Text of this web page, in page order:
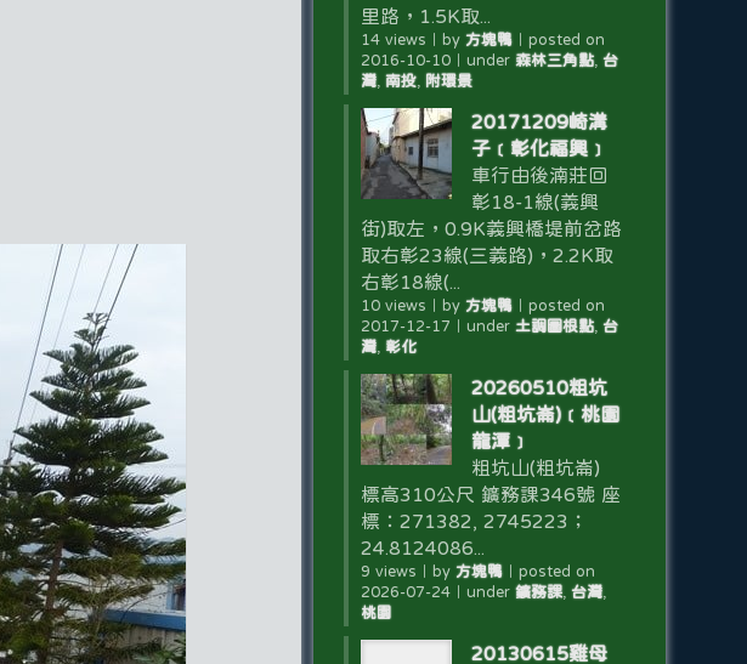
里路，1.5K取...
14 views by 方塊鴨｜ posted on
2016-10-10｜ under 森林三角點, 台
灣, 南投, 附環景
20171209崎溝
子﹝彰化福興﹞
車行由後湳莊回
彰18-1線(義興
街)取左，0.9K義興橋堤前岔路
取右彰23線(三義路)，2.2K取
右彰18線(...
10 views by 方塊鴨｜ posted on
2017-12-17
under 土調圖根點, 台
灣, 彰化
20260510粗坑
山(粗坑崙)﹝桃園
龍潭﹞
粗坑山(粗坑崙)
標高310公尺 鑛務課346號 座
標：271382, 2745223；
24.8124086...
9 views by 方塊鴨｜ posted on
2026-07-24｜ under 鑛務課, 台灣,
桃園
20130615雞母